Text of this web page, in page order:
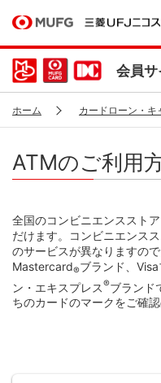
会員サ
ホーム カードローン・キ
ATMのご利用
全国のコンビニエンススト
だけます。コンビニエンス
のサービスが異なりますの
Mastercard®ブランド、
ン・エキスプレス ®ブランド
ちのカードのマークをご確